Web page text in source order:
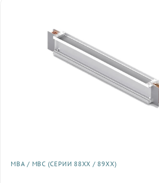
МВА / МВС (СЕРИИ 88XX / 89XX)